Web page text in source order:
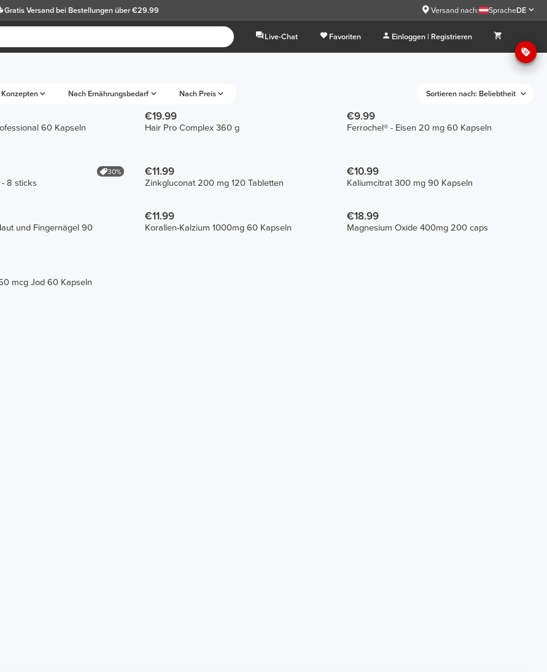
Gratis Versandbei Bestellungen über €29.99 Versand nach: SpracheDE
Live-Chat Favoriten Einloggen | Registrieren
Konzepten Nach Ernährungsbedarf Nach Preis Sortieren nach: Beliebtheit
60 Kapseln
€19.99
Hair Pro Complex 360 g
€9.99
Ferrochel® - Eisen 20 mg 60 Kapseln
30%
8 sticks
€11.99
Zinkgluconat 200 mg 120 Tabletten
€10.99
Kaliumcitrat 300 mg 90 Kapseln
und Fingernägel 90
€11.99
Korallen-Kalzium 1000mg 60 Kapseln
€18.99
Magnesium Oxide 400mg 200 caps
mcg Jod 60 Kapseln